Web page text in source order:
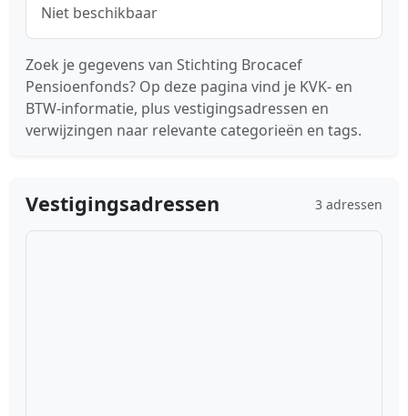
Niet beschikbaar
Zoek je gegevens van Stichting Brocacef
Pensioenfonds? Op deze pagina vind je KVK- en
BTW-informatie, plus vestigingsadressen en
verwijzingen naar relevante categorieën en tags.
Vestigingsadressen 3 adressen